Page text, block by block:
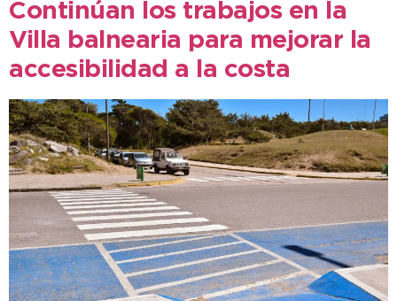
Continúan los trabajos en la
Villa balnearia para mejorar la
accesibilidad a la costa